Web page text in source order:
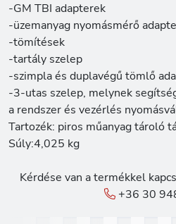
-GM TBI adapterek
-üzemanyag nyomásmérő
-tömítések
-tartály szelep
-szimpla és duplavégű tömlő
-3-utas szelep, melynek
a rendszer és vezérlés
Tartozék: piros műanyag tároló
Súly:4,025 kg
Kérdése van a termékkel
+36 30